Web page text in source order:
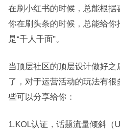
在刷小红书的时候，总能根据
你在刷头条的时候，总能给你
是“千人千面”。
当顶层社区的顶层设计做好
了，对于运营活动的玩法有
些可以分享给你：
1.KOL认证，话题流量倾斜（